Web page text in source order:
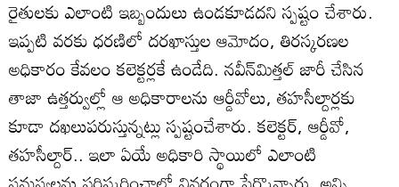
రైతులకు ఎలాంటి ఇబ్బందులు ఉండకూడదని స్పష్టం చేశారు.
ఇప్పటి వరకు ధరణిలో దరఖాస్తుల ఆమోదం, తిరస్కరణల
అధికారం కేవలం కలెక్టర్లకే ఉండేది. నవీన్‌మిత్తల్‌ జారీ చేసిన
తాజా ఉత్తర్వుల్లో ఆ అధికారాలను ఆర్డీవోలు, తహసీల్దార్లకు
కూడా దఖలుపరుస్తున్నట్లు స్పష్టంచేశారు. కలెక్టర్‌, ఆర్డీవో,
తహసీల్దార్‌.. ఇలా ఏయే అధికారి స్థాయిలో ఎలాంటి